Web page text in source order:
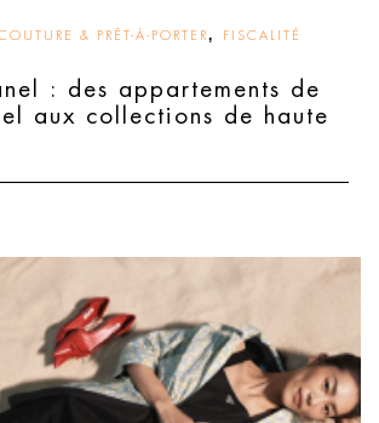
& PRÊT-À-PORTER, FISCALITÉ
: des appartements de
aux collections de haute